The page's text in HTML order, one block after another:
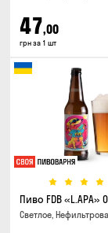
47,00
грн за 1 шт
Пиво FDB «L.APA»
Светлое,